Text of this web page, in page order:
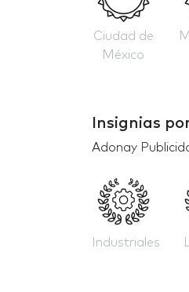
Ciudad de
México
Insignias
Adonay
Industriales